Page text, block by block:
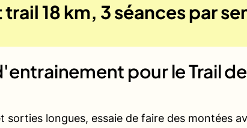
18 km, 3 séances par
pour leTrail
sorties longues, essaie de faire des montées